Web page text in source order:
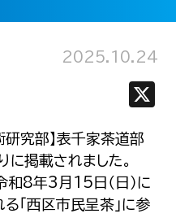
2025.10.24
究部】表千家茶道部
に掲載されました。
和8年3月15日（日）に
「西区市民呈茶」に参